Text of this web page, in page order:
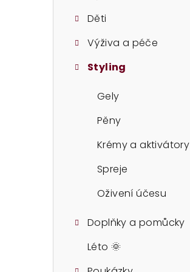
Děti
Výživa a péče
Styling
Gely
Pěny
Krémy a aktivátory
Spreje
Oživení účesu
Doplňky a pomůcky
Léto 🌞